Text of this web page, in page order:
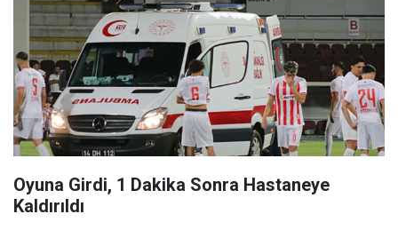
Oyuna Girdi, 1 Dakika Sonra Hastaneye
Kaldırıldı